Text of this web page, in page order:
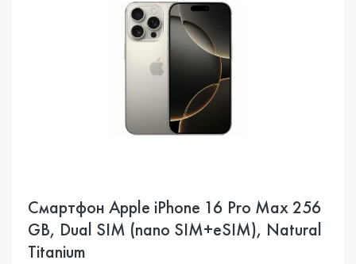
Смартфон Apple iPhone 16 Pro Max 256
GB, Dual SIM (nano SIM+eSIM), Natural
Titanium